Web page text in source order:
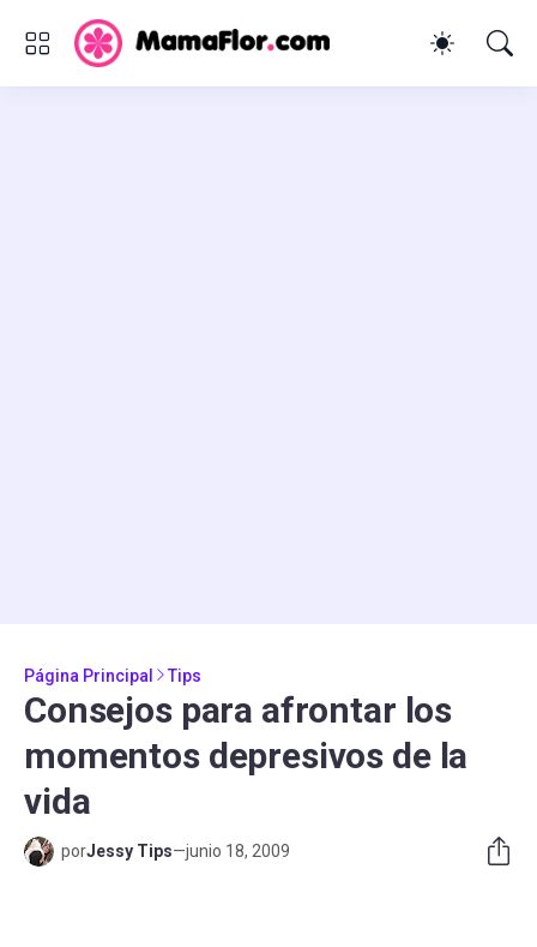
Página Principal Tips
Consejos para afrontar los
momentos depresivos de la
vida
porJessy Tips—junio 18, 2009